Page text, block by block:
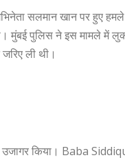
सलमान खान पर हुए हमले
मुंबई पुलिस ने इस मामले में
ली थी।
उजागर किया। Baba